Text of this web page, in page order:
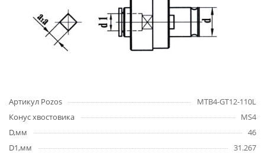
Артикул Pozos
MTB4-GT12-110L
Конус хвостовика
MS4
D,мм
46
D1,мм
31.267